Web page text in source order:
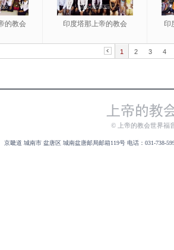
的教会 印度塔那上帝的教会 印
1 2 3 4
© 上帝的教会世界福
京畿道 城南市 盆唐区 城南盆唐邮局邮箱119号 电话：031-738-